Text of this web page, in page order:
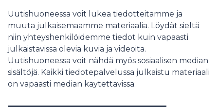
Energy Storage System, BESS).
Uutishuoneessa voit lukea tiedotteitamme ja
muuta julkaisemaamme materiaalia. Löydät sieltä
niin yhteyshenkilöidemme tiedot kuin vapaasti
julkaistavissa olevia kuvia ja videoita.
Uutishuoneessa voit nähdä myös sosiaalisen median
sisältöjä. Kaikki tiedotepalvelussa julkaistu materiaali
on vapaasti median käytettävissä.